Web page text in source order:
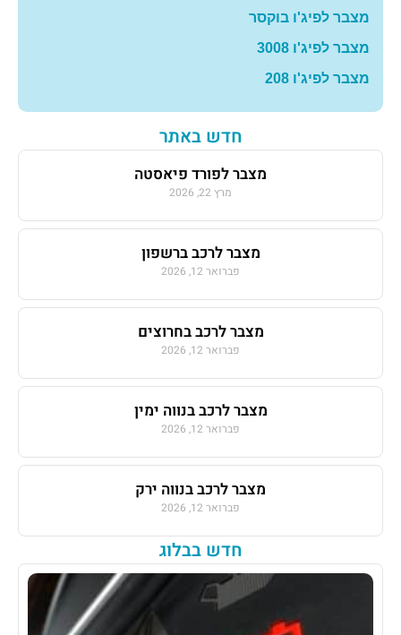
מצבר לפיג'ו בוקסר
מצבר לפיג'ו 3008
מצבר לפיג'ו 208
חדש באתר
מצבר לפורד פיאסטה
מרץ 22, 2026
מצבר לרכב ברשפון
פברואר 12, 2026
מצבר לרכב בחרוצים
פברואר 12, 2026
מצבר לרכב בנווה ימין
פברואר 12, 2026
מצבר לרכב בנווה ירק
פברואר 12, 2026
חדש בבלוג